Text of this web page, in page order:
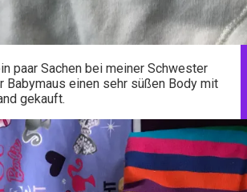
paar Sachen bei meiner Schwester
Babymaus einen sehr süßen Body mit
gekauft.